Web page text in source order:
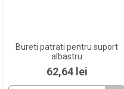
Bureti patrati pentru suport
albastru
Pret
62,64 lei